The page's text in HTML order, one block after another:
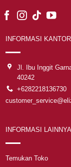
INFORMASI KANTOR
Jl. Ibu Inggit
40242
+6282218136730
INFORMASI LAINNYA
Temukan Toko